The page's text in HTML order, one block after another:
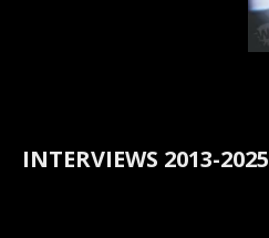
INTERVIEWS 2013-2025